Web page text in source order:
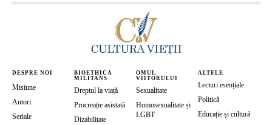
DESPRE NOI
Misiune
Autori
Seriale
BIOETHICA
MILITANS
Dreptul la viață
Procreație asistată
Dizabilitate
OMUL
VIITORULUI
Sexualitate
Homosexualitate și
LGBT
ALTELE
Lecturi esențiale
Politică
Educație și cultură